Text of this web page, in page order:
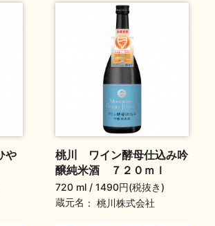
や
桃川 ワイン酵母仕込み吟
醸純米酒 ７２０ｍｌ
720 ml
1490円(税抜き)
蔵元名
桃川株式会社